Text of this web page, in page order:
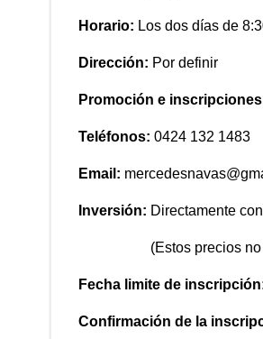
Horario: Los dos días de
Dirección: Por definir
Promoción e
Teléfonos: 0424 132 1483
Email:
Inversión: Directamente
(Estos precios no
Fecha limite de
Confirmación de la